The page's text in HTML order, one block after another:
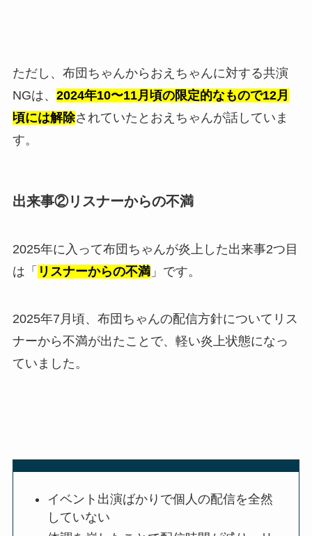
ただし、布団ちゃんからおえちゃんに対する共演
NGは、 2024年10〜11月頃の限定的なもので12月
頃には解除されていたとおえちゃんが話していま
す。
出来事②リスナーからの不満
2025年に入って布団ちゃんが炎上した出来事2つ目
は「 リスナーからの不満」です。
2025年7月頃、布団ちゃんの配信方針についてリス
ナーから不満が出たことで、軽い炎上状態になっ
ていました。
イベント出演ばかりで個人の配信を全然
していない